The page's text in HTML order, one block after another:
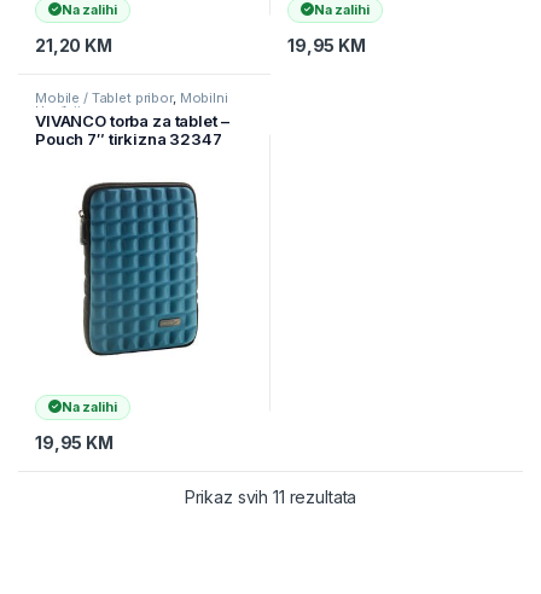
Na zalihi
21,20 KM
Na zalihi
19,95 KM
Mobile / Tablet pribor, Mobilni
Uređaji
VIVANCO torba za tablet –
Pouch 7″ tirkizna 32347
Na zalihi
19,95 KM
Prikaz svih 11 rezultata